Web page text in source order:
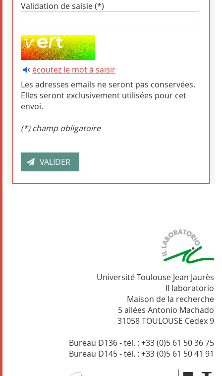
Validation de saisie (*)
écoutez le mot à saisir
Les adresses emails ne seront pas conservées.
Elles seront exclusivement utilisées pour cet
envoi.
(*) champ obligatoire
Université Toulouse Jean Jaurès
Il laboratorio
Maison de la recherche
5 allées Antonio Machado
31058 TOULOUSE Cedex 9
Bureau D136 - tél. : +33 (0)5 61 50 36 75
Bureau D145 - tél. : +33 (0)5 61 50 41 91